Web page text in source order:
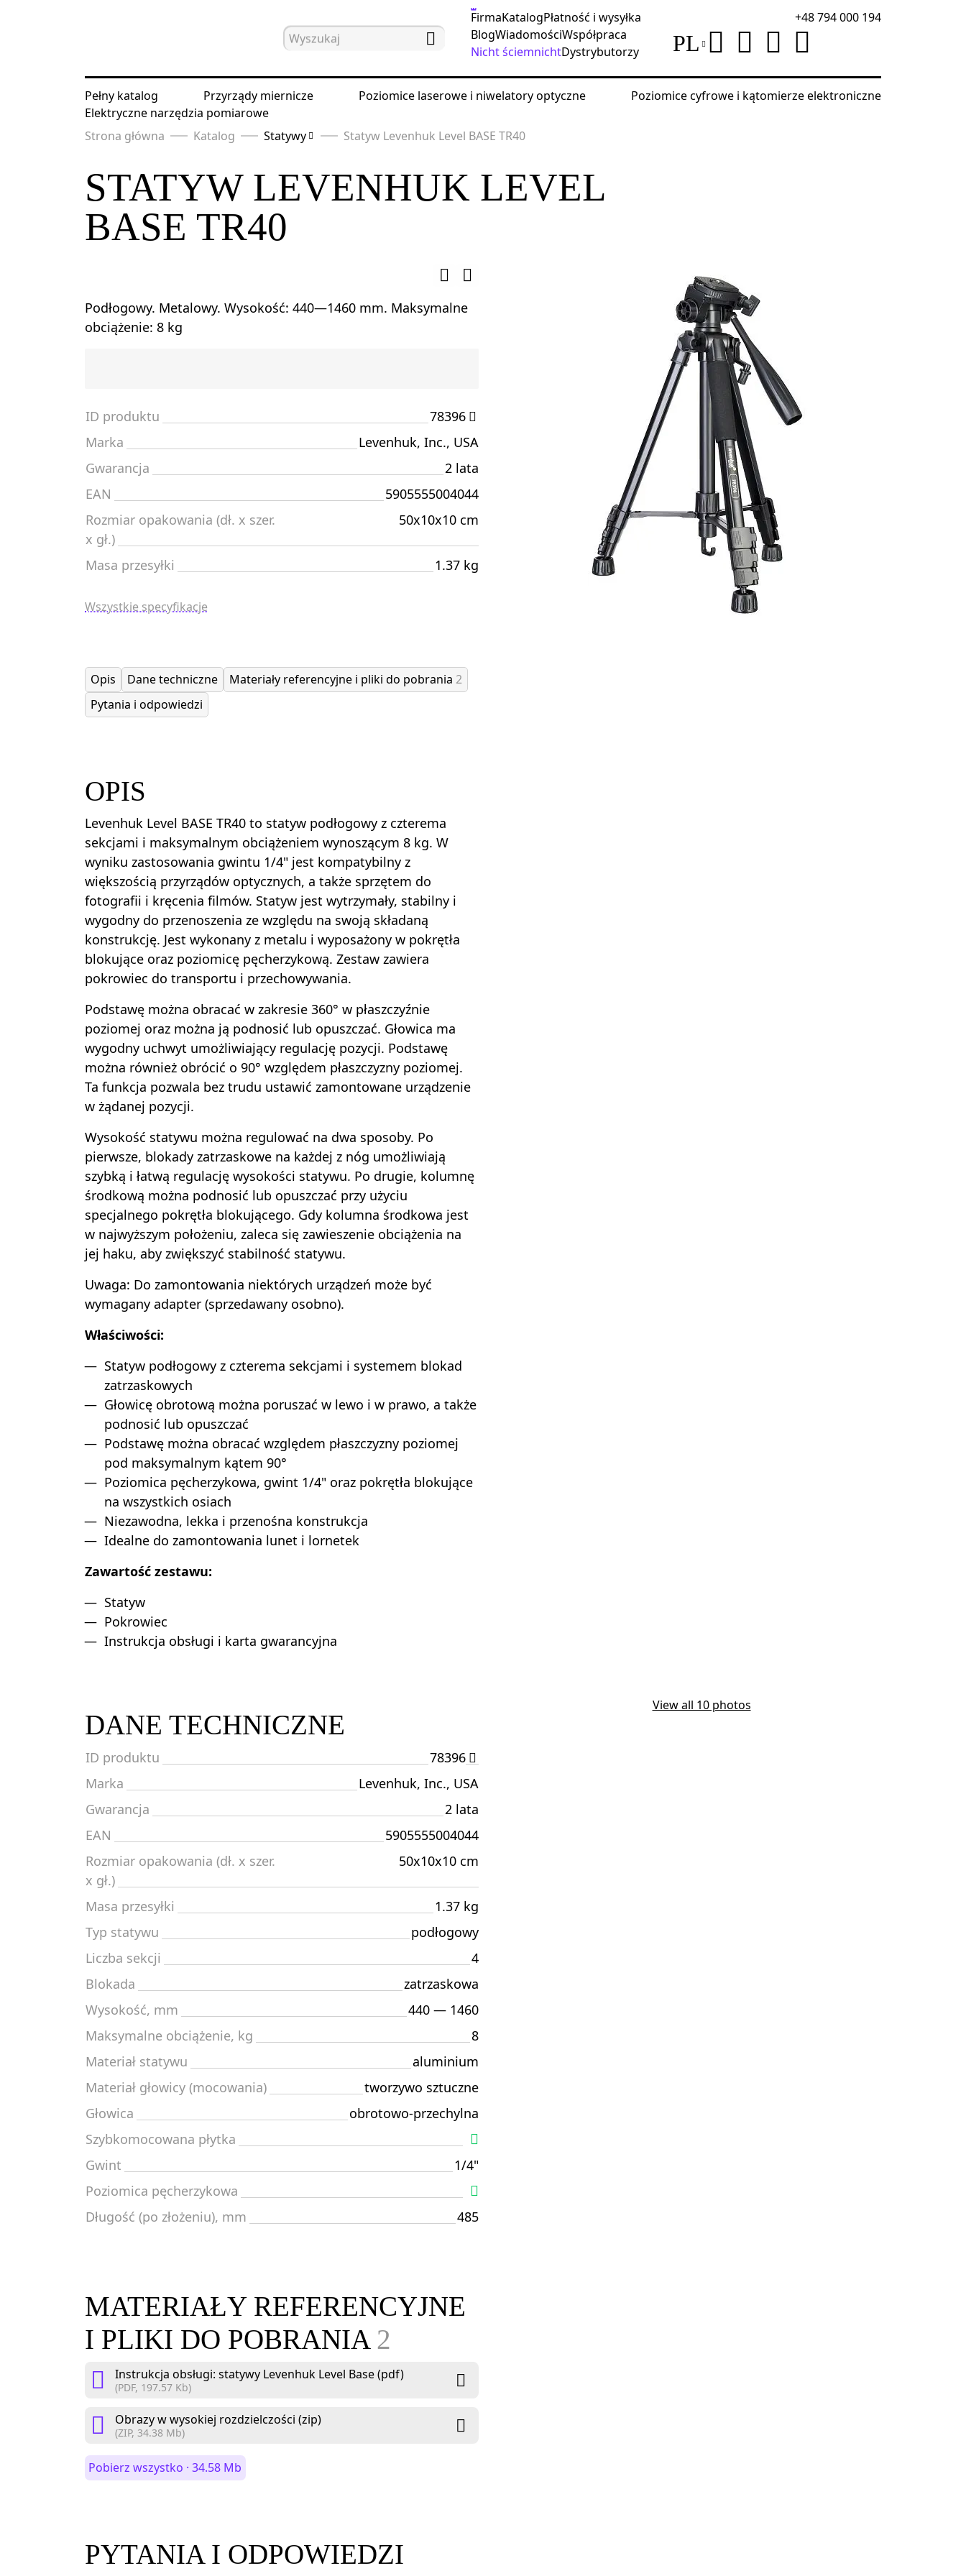
FirmaKatalogPłatność i wysyłka
BlogWiadomościWspółpraca
Nicht ściemnichtDystrybutorzy
+48 794 000 194
PL
Pełny katalog Przyrządy miernicze Poziomice laserowe i niwelatory optyczne
Poziomice cyfrowe i kątomierze elektroniczne
Elektryczne narzędzia pomiarowe
Strona główna
Katalog Statywy Statyw Levenhuk Level BASE TR40
STATYW LEVENHUK LEVEL
BASE TR40
View all 10 photos
Podłogowy. Metalowy. Wysokość: 440—1460 mm. Maksymalne
obciążenie: 8 kg
ID produktu
78396
Marka
Levenhuk, Inc., USA
Gwarancja
2 lata
EAN
5905555004044
Rozmiar opakowania (dł. x szer.
x gł.)
50x10x10 cm
Masa przesyłki 1.37 kg
Wszystkie specyfikacje
Opis Dane techniczne Materiały referencyjne i pliki do pobrania 2
Pytania i odpowiedzi
OPIS
Levenhuk Level BASE TR40 to statyw podłogowy z czterema
sekcjami i maksymalnym obciążeniem wynoszącym 8 kg. W
wyniku zastosowania gwintu 1/4" jest kompatybilny z
większością przyrządów optycznych, a także sprzętem do
fotografii i kręcenia filmów. Statyw jest wytrzymały, stabilny i
wygodny do przenoszenia ze względu na swoją składaną
konstrukcję. Jest wykonany z metalu i wyposażony w pokrętła
blokujące oraz poziomicę pęcherzykową. Zestaw zawiera
pokrowiec do transportu i przechowywania.
Podstawę można obracać w zakresie 360° w płaszczyźnie
poziomej oraz można ją podnosić lub opuszczać. Głowica ma
wygodny uchwyt umożliwiający regulację pozycji. Podstawę
można również obrócić o 90° względem płaszczyzny poziomej.
Ta funkcja pozwala bez trudu ustawić zamontowane urządzenie
w żądanej pozycji.
Wysokość statywu można regulować na dwa sposoby. Po
pierwsze, blokady zatrzaskowe na każdej z nóg umożliwiają
szybką i łatwą regulację wysokości statywu. Po drugie, kolumnę
środkową można podnosić lub opuszczać przy użyciu
specjalnego pokrętła blokującego. Gdy kolumna środkowa jest
w najwyższym położeniu, zaleca się zawieszenie obciążenia na
jej haku, aby zwiększyć stabilność statywu.
Uwaga: Do zamontowania niektórych urządzeń może być
wymagany adapter (sprzedawany osobno).
Właściwości:
Statyw podłogowy z czterema sekcjami i systemem blokad
zatrzaskowych
Głowicę obrotową można poruszać w lewo i w prawo, a także
podnosić lub opuszczać
Podstawę można obracać względem płaszczyzny poziomej
pod maksymalnym kątem 90°
Poziomica pęcherzykowa, gwint 1/4" oraz pokrętła blokujące
na wszystkich osiach
Niezawodna, lekka i przenośna konstrukcja
Idealne do zamontowania lunet i lornetek
Zawartość zestawu:
Statyw
Pokrowiec
Instrukcja obsługi i karta gwarancyjna
DANE TECHNICZNE
ID produktu
78396
Marka
Levenhuk, Inc., USA
Gwarancja
2 lata
EAN
5905555004044
Rozmiar opakowania (dł. x szer.
x gł.)
50x10x10 cm
Masa przesyłki
1.37 kg
Typ statywu
podłogowy
Liczba sekcji
4
Blokada
zatrzaskowa
Wysokość, mm
440 — 1460
Maksymalne obciążenie, kg
8
Materiał statywu
aluminium
Materiał głowicy (mocowania)
tworzywo sztuczne
Głowica
obrotowo-przechylna
Szybkomocowana płytka
Gwint
1/4"
Poziomica pęcherzykowa
Długość (po złożeniu), mm
485
MATERIAŁY REFERENCYJNE
I PLIKI DO POBRANIA 2
Instrukcja obsługi: statywy Levenhuk Level Base (pdf)
(PDF, 197.57 Kb)
Obrazy w wysokiej rozdzielczości (zip)
(ZIP, 34.38 Mb)
Pobierz wszystko · 34.58 Mb
PYTANIA I ODPOWIEDZI